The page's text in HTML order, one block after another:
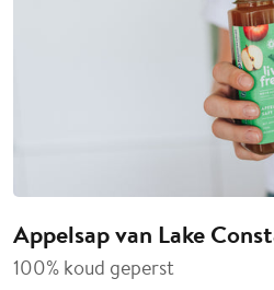
Appelsap van Lake
100% koud geperst